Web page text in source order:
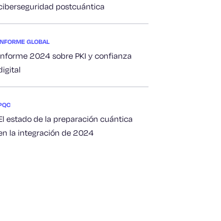
postcuántica
GLOBAL
2024 sobre PKI y confianza
estado de la preparación cuántica
la integración de 2024